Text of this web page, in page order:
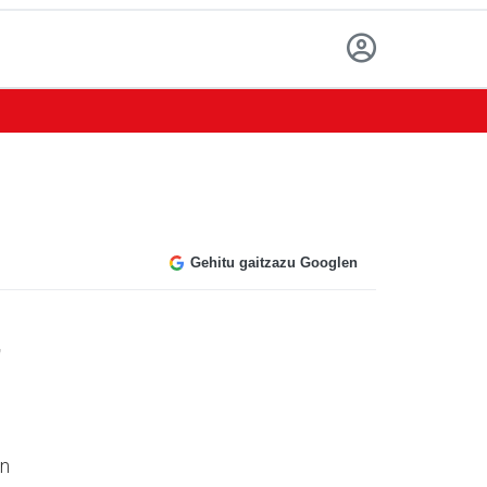
Gehitu gaitzazu Googlen